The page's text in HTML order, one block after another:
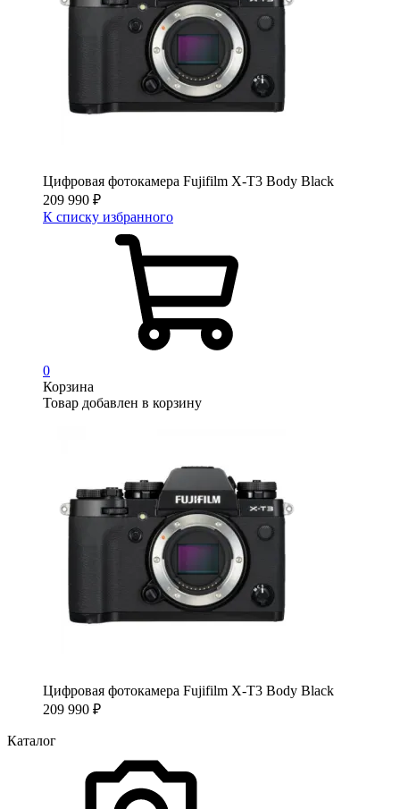
Цифровая фотокамера Fujifilm X-T3 Body Black
209 990 ₽
К списку избранного
0
Корзина
Товар добавлен в корзину
Цифровая фотокамера Fujifilm X-T3 Body Black
209 990 ₽
Каталог